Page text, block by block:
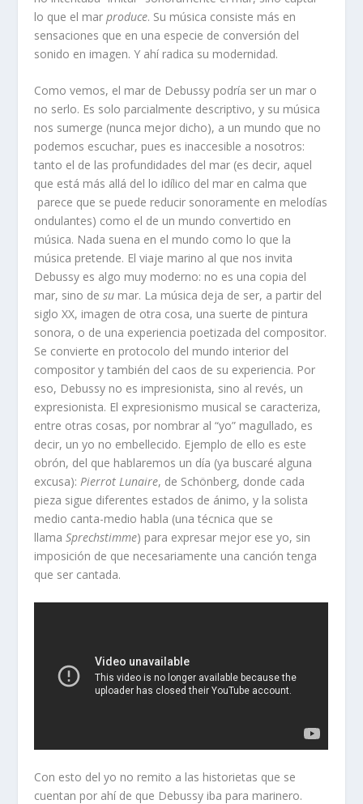
lo que el marproduce. Su música consiste más en
sensaciones que en una especie de conversión del
sonido en imagen. Y ahí radica su modernidad.
Como vemos, el mar de Debussy podría ser un mar o
no serlo. Es solo parcialmente descriptivo, y su música
nos sumerge (nunca mejor dicho), a un mundo que no
podemos escuchar, pues es inaccesible a nosotros:
tanto el de las profundidades del mar (es decir, aquel
que está más allá del lo idílico del mar en calma que
parece que se puede reducir sonoramente en melodías
ondulantes) como el de un mundo convertido en
música. Nada suena en el mundo como lo que la
música pretende. El viaje marino al que nos invita
Debussy es algo muy moderno: no es una copia del
mar, sino desu mar. La música deja de ser, a partir del
siglo XX, imagen de otra cosa, una suerte de pintura
sonora, o de una experiencia poetizada del compositor.
Se convierte en protocolo del mundo interior del
compositor y también del caos de su experiencia. Por
eso, Debussy no es impresionista, sino al revés, un
expresionista. El expresionismo musical se caracteriza,
entre otras cosas, por nombrar al “yo” magullado, es
decir, un yo no embellecido. Ejemplo de ello es este
obrón, del que hablaremos un día (ya buscaré alguna
excusa):Pierrot Lunaire, de Schönberg, donde cada
pieza sigue diferentes estados de ánimo, y la solista
medio canta-medio habla (una técnica que se
llamaSprechstimme) para expresar mejor ese yo, sin
imposición de que necesariamente una canción tenga
que ser cantada.
Con esto del yo no remito a las historietas que se
cuentan por ahí de que Debussy iba para marinero.